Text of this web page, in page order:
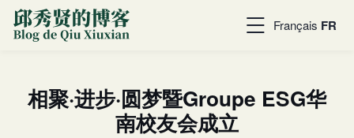
Français FR
相聚·进步·圆梦暨Groupe ESG华
南校友会成立